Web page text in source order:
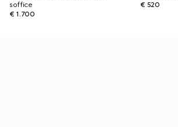
soffice
€ 1.700
€ 520